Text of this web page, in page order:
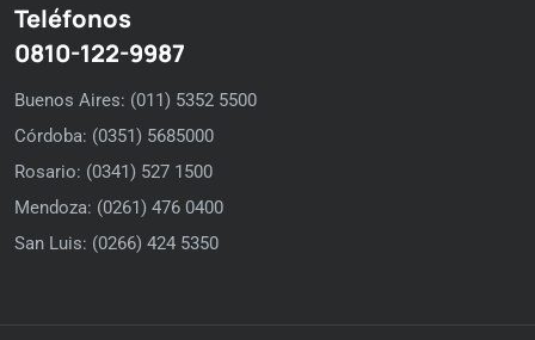
Teléfonos
0810-122-9987
Buenos Aires: (011) 5352 5500
Córdoba: (0351) 5685000
Rosario: (0341) 527 1500
Mendoza: (0261) 476 0400
San Luis: (0266) 424 5350